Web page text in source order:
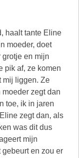
haalt tante Eline
moeder, doet
en mijn
pik af, ze komen
mij liggen. Ze
zegt dan
toe, ik in jaren
zegt dan, als
was dit dus
mijn
en zou er